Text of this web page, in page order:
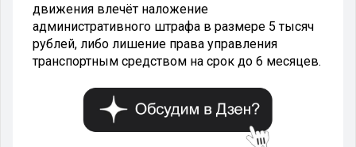
движения влечёт наложение
административного штрафа в размере 5 тысяч
рублей, либо лишение права управления
транспортным средством на срок до 6 месяцев.